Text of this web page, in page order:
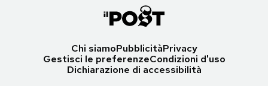
Chi siamoPubblicitàPrivacy
Gestisci le preferenzeCondizioni d'uso
Dichiarazione di accessibilità